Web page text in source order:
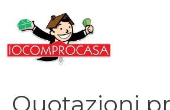
contenuto
Quotazioni